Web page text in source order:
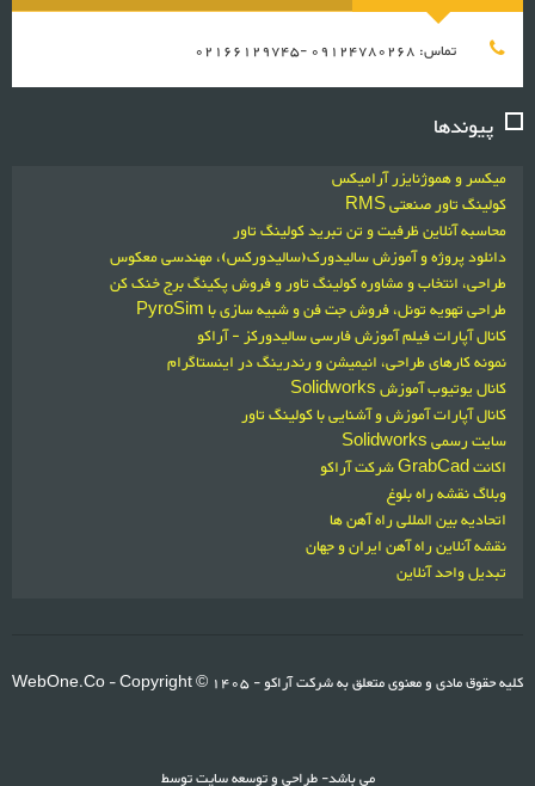
تماس: 09124780268 -02166129745
پیوندها
میکسر و هموژنایزر آرامیکس
کولینگ تاور صنعتی RMS
محاسبه آنلاین ظرفیت و تن تبرید کولینگ تاور
دانلود پروژه و آموزش سالیدورک(سالیدورکس)، مهندسی معکوس
طراحی، انتخاب و مشاوره کولینگ تاور و فروش پکینگ برج خنک کن
طراحی تهویه تونل، فروش جت فن و شبیه سازی با PyroSim
کانال آپارات فیلم آموزش فارسی سالیدورکز - آراکو
نمونه کارهای طراحی، انیمیشن و رندرینگ در اینستاگرام
کانال یوتیوب آموزش Solidworks
کانال آپارات آموزش و آشنایی با کولینگ تاور
سایت رسمی Solidworks
اکانت GrabCad شرکت آراکو
وبلاگ نقشه راه بلوغ
اتحادیه بین المللی راه آهن ها
نقشه آنلاین راه آهن ایران و جهان
تبدیل واحد آنلاین
WebOne.Co- Copyright © 1405 -کلیه حقوق مادی و معنوی متعلق به شرکت آراکو
می باشد- طراحی و توسعه سایت توسط